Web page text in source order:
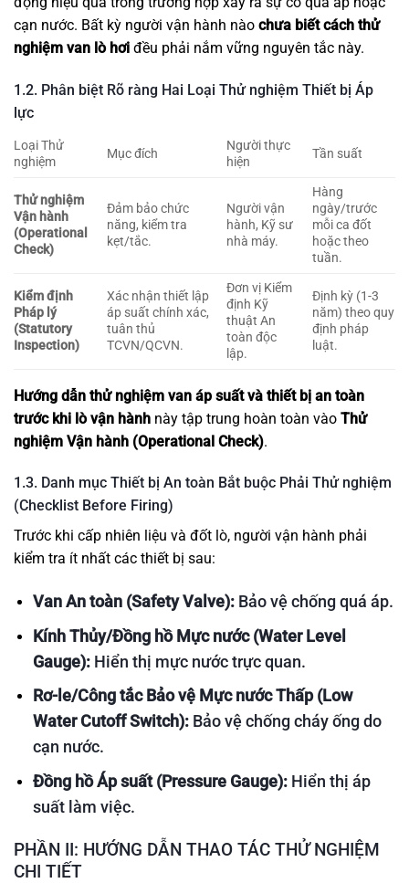
cạn nước. Bất kỳ người vận hành nào chưa biết cách thử
nghiệm van lò hơi đều phải nắm vững nguyên tắc này.
1.2. Phân biệt Rõ ràng Hai Loại Thử nghiệm Thiết bị Áp
lực
Loại Thử
nghiệm
Mục đích
Người thực
hiện
Tần suất
Thử nghiệm
Vận hành
(Operational
Check)
Đảm bảo chức
năng, kiểm tra
kẹt/tắc.
Người vận
hành, Kỹ sư
nhà máy.
Hàng
ngày/trước
mỗi ca đốt
hoặc theo
tuần.
Kiểm định
Pháp lý
(Statutory
Inspection)
Xác nhận thiết lập
áp suất chính xác,
tuân thủ
TCVN/QCVN.
Đơn vị Kiểm
định Kỹ
thuật An
toàn độc
lập.
Định kỳ (1-3
năm) theo quy
định pháp
luật.
Hướng dẫn thử nghiệm van áp suất và thiết bị an toàn
trước khi lò vận hành này tập trung hoàn toàn vào Thử
nghiệm Vận hành (Operational Check).
1.3. Danh mục Thiết bị An toàn Bắt buộc Phải Thử nghiệm
(Checklist Before Firing)
Trước khi cấp nhiên liệu và đốt lò, người vận hành phải
kiểm tra ít nhất các thiết bị sau:
Van An toàn (Safety Valve):Bảo vệ chống quá áp.
Kính Thủy/Đồng hồ Mực nước (Water Level
Gauge):Hiển thị mực nước trực quan.
Rơ-le/Công tắc Bảo vệ Mực nước Thấp (Low
Water Cutoff Switch):Bảo vệ chống cháy ống do
cạn nước.
Đồng hồ Áp suất (Pressure Gauge):Hiển thị áp
suất làm việc.
PHẦN II: HƯỚNG DẪN THAO TÁC THỬ NGHIỆM
CHI TIẾT